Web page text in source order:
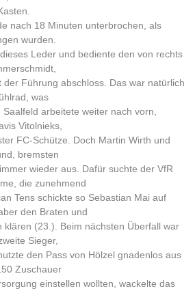
nach 18 Minuten unterbrochen, als
wurden.
Leder und bediente den von rechts
der Führung abschloss. Das war natürlich
was
arbeitete weiter nach vorn,
Vitolnieks,
FC-Schütze. Doch Martin Wirth und
bremsten
wieder aus. Dafür suchte der VfR
die zunehmend
Tens schickte so Sebastian Mai auf
den Braten und
klären (23.). Beim nächsten Überfall war
Sieger,
den Pass von Hölzel gnadenlos aus
Zuschauer
einstellen wollten, wackelte das